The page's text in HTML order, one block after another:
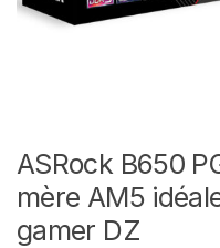
ASRock B650
mère AM5
gamer DZ